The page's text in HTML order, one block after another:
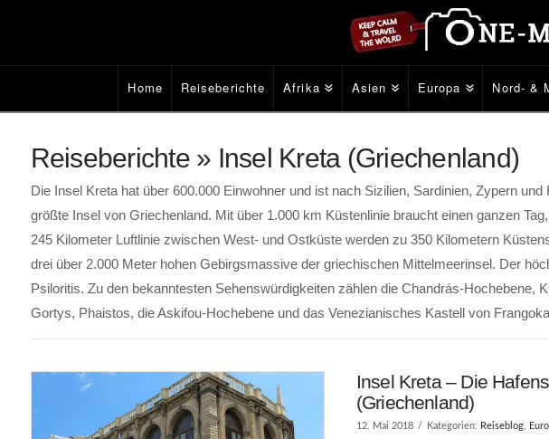
Home Reiseberichte Afrika Asien Europa Nord- &
Reiseberichte » Insel Kreta (Griechenland)
Die Insel Kreta hat über 600.000 Einwohner und ist nach Sizilien, Sardinien, Zypern
größte Insel von Griechenland. Mit über 1.000 km Küstenlinie braucht einen ganzen
245 Kilometer Luftlinie zwischen West- und Ostküste werden zu 350 Kilometern
drei über 2.000 Meter hohen Gebirgsmassive der griechischen Mittelmeerinsel. Der
Psiloritis. Zu den bekanntesten Sehenswürdigkeiten zählen die Chandrás-Hochebene,
Gortys, Phaistos, die Askifou-Hochebene und das Venezianisches Kastell von
Insel Kreta – Die
(Griechenland)
12. Mai 2018 Kategorien: Reiseblog,